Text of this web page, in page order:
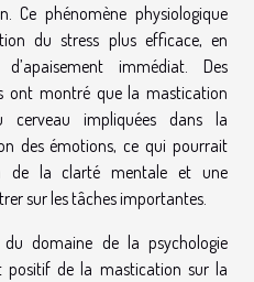
Ce phénomène physiologique
du stress plus efficace, en
immédiat. Des
ont montré que la mastication
cerveau impliquées dans la
des émotions, ce qui pourrait
de la clarté mentale et une
sur les tâches importantes.
domaine de la psychologie
positif de la mastication sur la